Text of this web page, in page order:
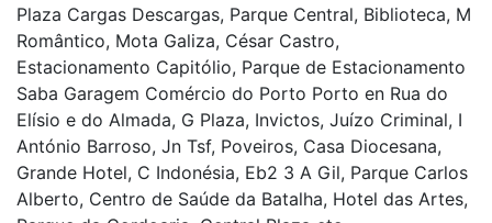
Plaza Cargas Descargas, Parque Central, Biblioteca, M
Romântico, Mota Galiza, César Castro,
Estacionamento Capitólio, Parque de Estacionamento
Saba Garagem Comércio do Porto Porto en Rua do
Elísio e do Almada, G Plaza, Invictos, Juízo Criminal, I
António Barroso, Jn Tsf, Poveiros, Casa Diocesana,
Grande Hotel, C Indonésia, Eb2 3 A Gil, Parque Carlos
Alberto, Centro de Saúde da Batalha, Hotel das Artes,